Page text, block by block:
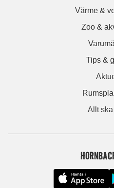
Värme &
Zoo &
Tips &
Allt ska